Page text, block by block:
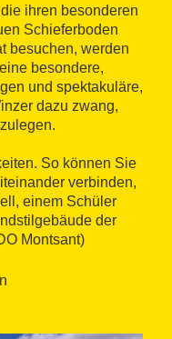
ihren besonderen
Schieferboden
besuchen, werden
besondere,
und spektakuläre,
dazu zwang,
So können Sie
verbinden,
einem Schüler
der
Montsant)
"Route der
die Kartause